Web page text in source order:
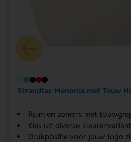
Strandtas Menorca met Touw
Ruim en zomers met
Kies uit diverse
Drukpositie voor jouw logo